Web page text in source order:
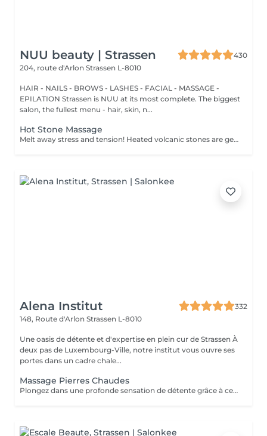
NUU beauty | Strassen
430
204, route d'Arlon Strassen L-8010
HAIR - NAILS - BROWS - LASHES - FACIAL - MASSAGE -
EPILATION Strassen is NUU at its most complete. The biggest
salon, the fullest menu - hair, skin, n...
Hot Stone Massage
Melt away stress and tension! Heated volcanic stones are gently placed and massaged over the body to warm the muscles, increase circulation, and promote a deep state of relaxation. Perfect for relieving tension, easing anxiety, and restoring inner calm. Age restrictions: there are no age restrictions for this procedure. Post procedure recommendations: do not do sport and any sharp movements 2-3 hours after the procedure. Frequency: 1-2 times per week, 10 times in total. Repeat once in 3-6 months.
Alena Institut
332
148, Route d'Arlon Strassen L-8010
Une oasis de détente et d'expertise en plein cur de Strassen À
deux pas de Luxembourg-Ville, notre institut vous ouvre ses
portes dans un cadre chale...
Massage Pierres Chaudes
Plongez dans une profonde sensation de détente grâce à ce massage enveloppant réalisé avec des pierres volcaniques chaudes. La chaleur diffuse apaise les tensions musculaires, améliore la circulation et procure un bien-être incomparable. Un soin cocooning idéal pour relâcher le corps, calmer l'esprit et retrouver une harmonie totale.